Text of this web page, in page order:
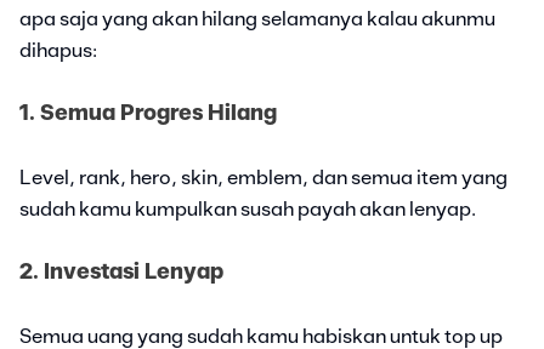
apa saja yang akan hilang selamanya kalau akunmu
dihapus:
1. Semua Progres Hilang
Level, rank, hero, skin, emblem, dan semua item yang
sudah kamu kumpulkan susah payah akan lenyap.
2. Investasi Lenyap
Semua uang yang sudah kamu habiskan untuk top up